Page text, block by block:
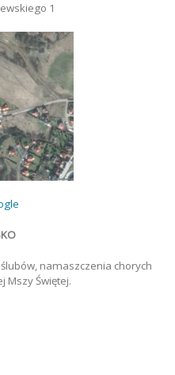
1
namaszczenia chorych
Mszy Świętej.